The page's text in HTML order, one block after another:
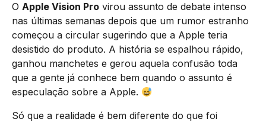
O Apple Vision Pro virou assunto de debate intenso
nas últimas semanas depois que um rumor estranho
começou a circular sugerindo que a Apple teria
desistido do produto. A história se espalhou rápido,
ganhou manchetes e gerou aquela confusão toda
que a gente já conhece bem quando o assunto é
especulação sobre a Apple.
Só que a realidade é bem diferente do que foi